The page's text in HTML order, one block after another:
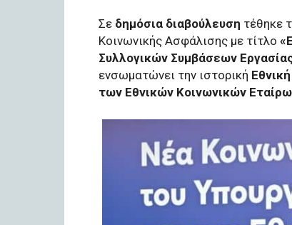
Σε δημόσια διαβούλευση τέθηκε
Κοινωνικής Ασφάλισης με τίτλο
Συλλογικών Συμβάσεων
ενσωματώνει την ιστορική
των Εθνικών Κοινωνικών